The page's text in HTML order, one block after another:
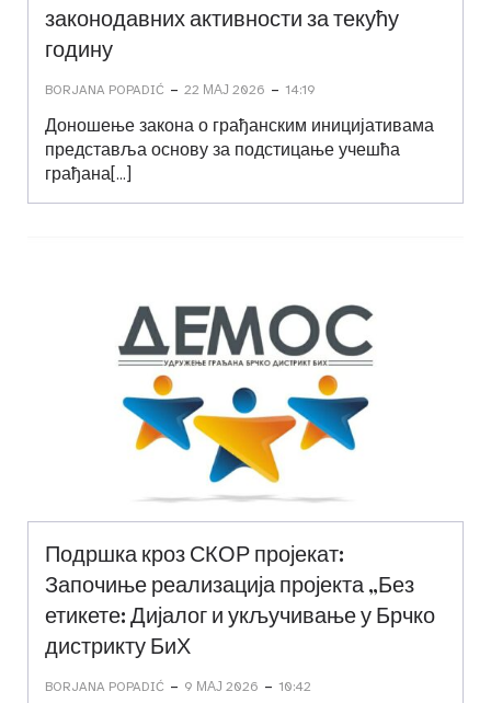
законодавних активности за текућу
годину
BORJANA POPADIĆ - 22 МАЈ 2026 - 14:19
Доношење закона о грађанским иницијативама
представља основу за подстицање учешћа
грађана[…]
Подршка кроз СКОР пројекат:
Започиње реализација пројекта „Без
етикете: Дијалог и укључивање у Брчко
дистрикту БиХ
BORJANA POPADIĆ - 9 МАЈ 2026 - 10:42